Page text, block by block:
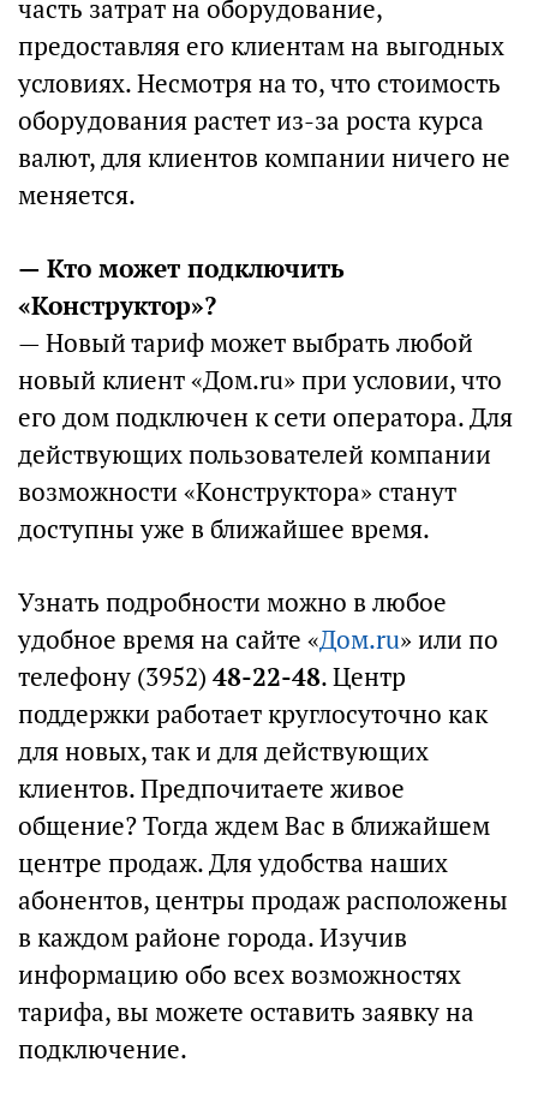
часть затрат на оборудование,
предоставляя его клиентам на выгодных
условиях. Несмотря на то, что стоимость
оборудования растет из-за роста курса
валют, для клиентов компании ничего не
меняется.
— Кто может подключить
«Конструктор»?
— Новый тариф может выбрать любой
новый клиент «Дом.ru» при условии, что
его дом подключен к сети оператора. Для
действующих пользователей компании
возможности «Конструктора» станут
доступны уже в ближайшее время.
Узнать подробности можно в любое
удобное время на сайте «Дом.ru» или по
телефону (3952) 48-22-48. Центр
поддержки работает круглосуточно как
для новых, так и для действующих
клиентов. Предпочитаете живое
общение? Тогда ждем Вас в ближайшем
центре продаж. Для удобства наших
абонентов, центры продаж расположены
в каждом районе города. Изучив
информацию обо всех возможностях
тарифа, вы можете оставить заявку на
подключение.